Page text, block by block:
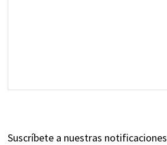
Suscríbete a nuestras notificaciones